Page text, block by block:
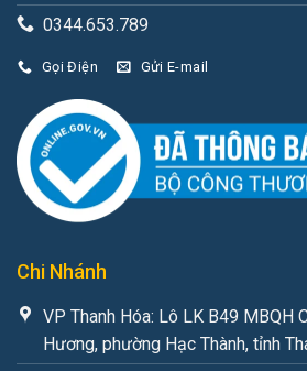
0344.653.789
Gọi Điện Gửi E-mail
Chi Nhánh
VP Thanh Hóa: Lô LK B49 MBQH
Hương, phường Hạc Thành, tỉnh